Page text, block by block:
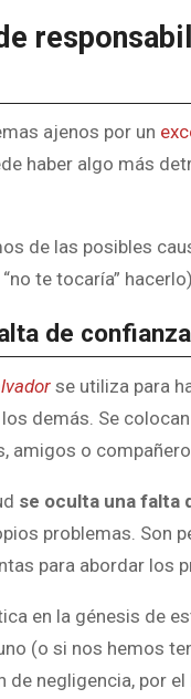
ajenos por un
haber algo más
de las posibles
te tocaría”
de
se utiliza para
demás. Se
amigos o
se oculta una falta
problemas. Son
para abordar los
en la génesis de
(o si nos hemos
de negligencia, por